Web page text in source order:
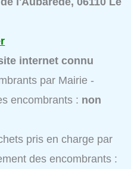
internet connu
par Mairie -
encombrants : non
pris en charge par
des encombrants :